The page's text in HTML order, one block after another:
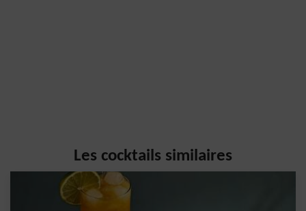
Les cocktails similaires